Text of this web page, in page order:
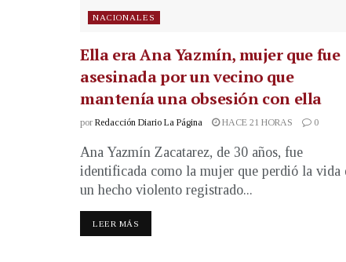
NACIONALES
Ella era Ana Yazmín, mujer que fue
asesinada por un vecino que
mantenía una obsesión con ella
por Redacción Diario La Página HACE 21 HORAS 0
Ana Yazmín Zacatarez, de 30 años, fue
identificada como la mujer que perdió la vida
un hecho violento registrado...
LEER MÁS